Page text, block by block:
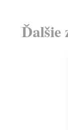
Ďalšie